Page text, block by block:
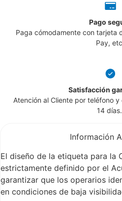
Pago
Paga cómodamente con tarjeta
Pay,
Satisfacción
Atención al Cliente por teléfono
14 días.
Información
El diseño de la etiqueta para la
estrictamente definido por el
garantizar que los operarios
en condiciones de baja